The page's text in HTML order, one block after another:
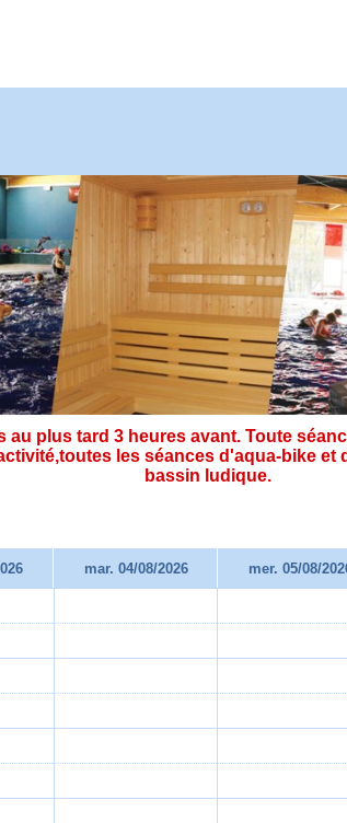
au plus tard 3 heures avant. Toute
les séances d'aqua-bike
bassin ludique.
mar. 04/08/2026 mer. 05/08/